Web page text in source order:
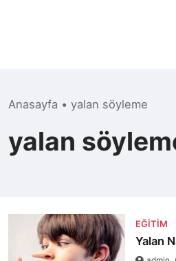
Anasayfa • yalan söyleme
yalan
EĞITIM
Yalan